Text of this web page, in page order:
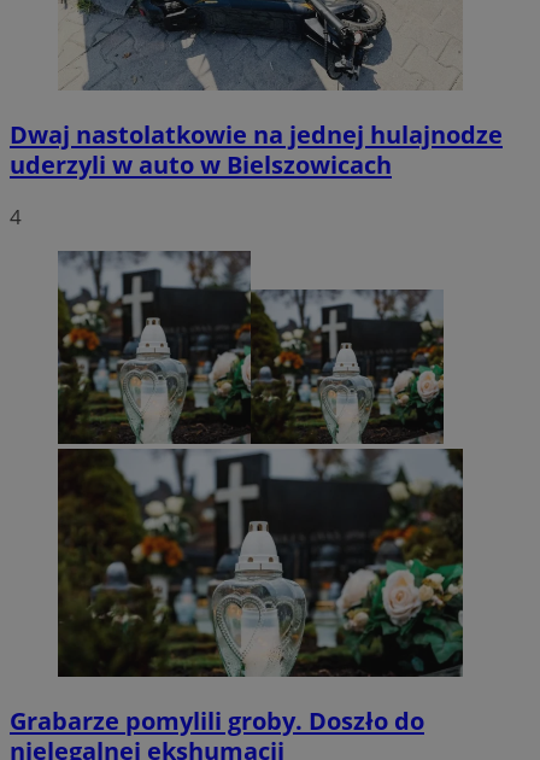
Dwaj nastolatkowie na jednej hulajnodze
uderzyli w auto w Bielszowicach
4
Grabarze pomylili groby. Doszło do
nielegalnej ekshumacji